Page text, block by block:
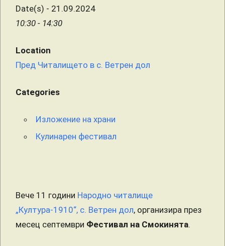
Date(s) - 21.09.2024
10:30 - 14:30
Location
Пред Читалището в с. Ветрен дол
Categories
Изложение на храни
Кулинарен фестивал
Вече 11 години Народно читалище
„Култура-1910“, с. Ветрен дол, организира през
месец септември Фестивал на Смокинята.